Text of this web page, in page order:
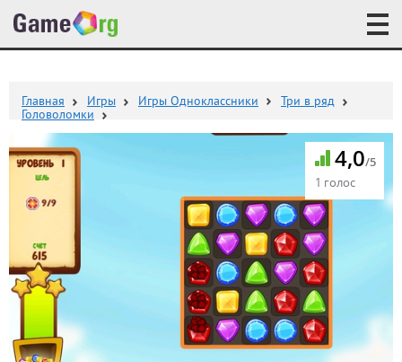
Главная Игры Игры Одноклассники
Три в ряд
Головоломки
4,0/5
1 голос